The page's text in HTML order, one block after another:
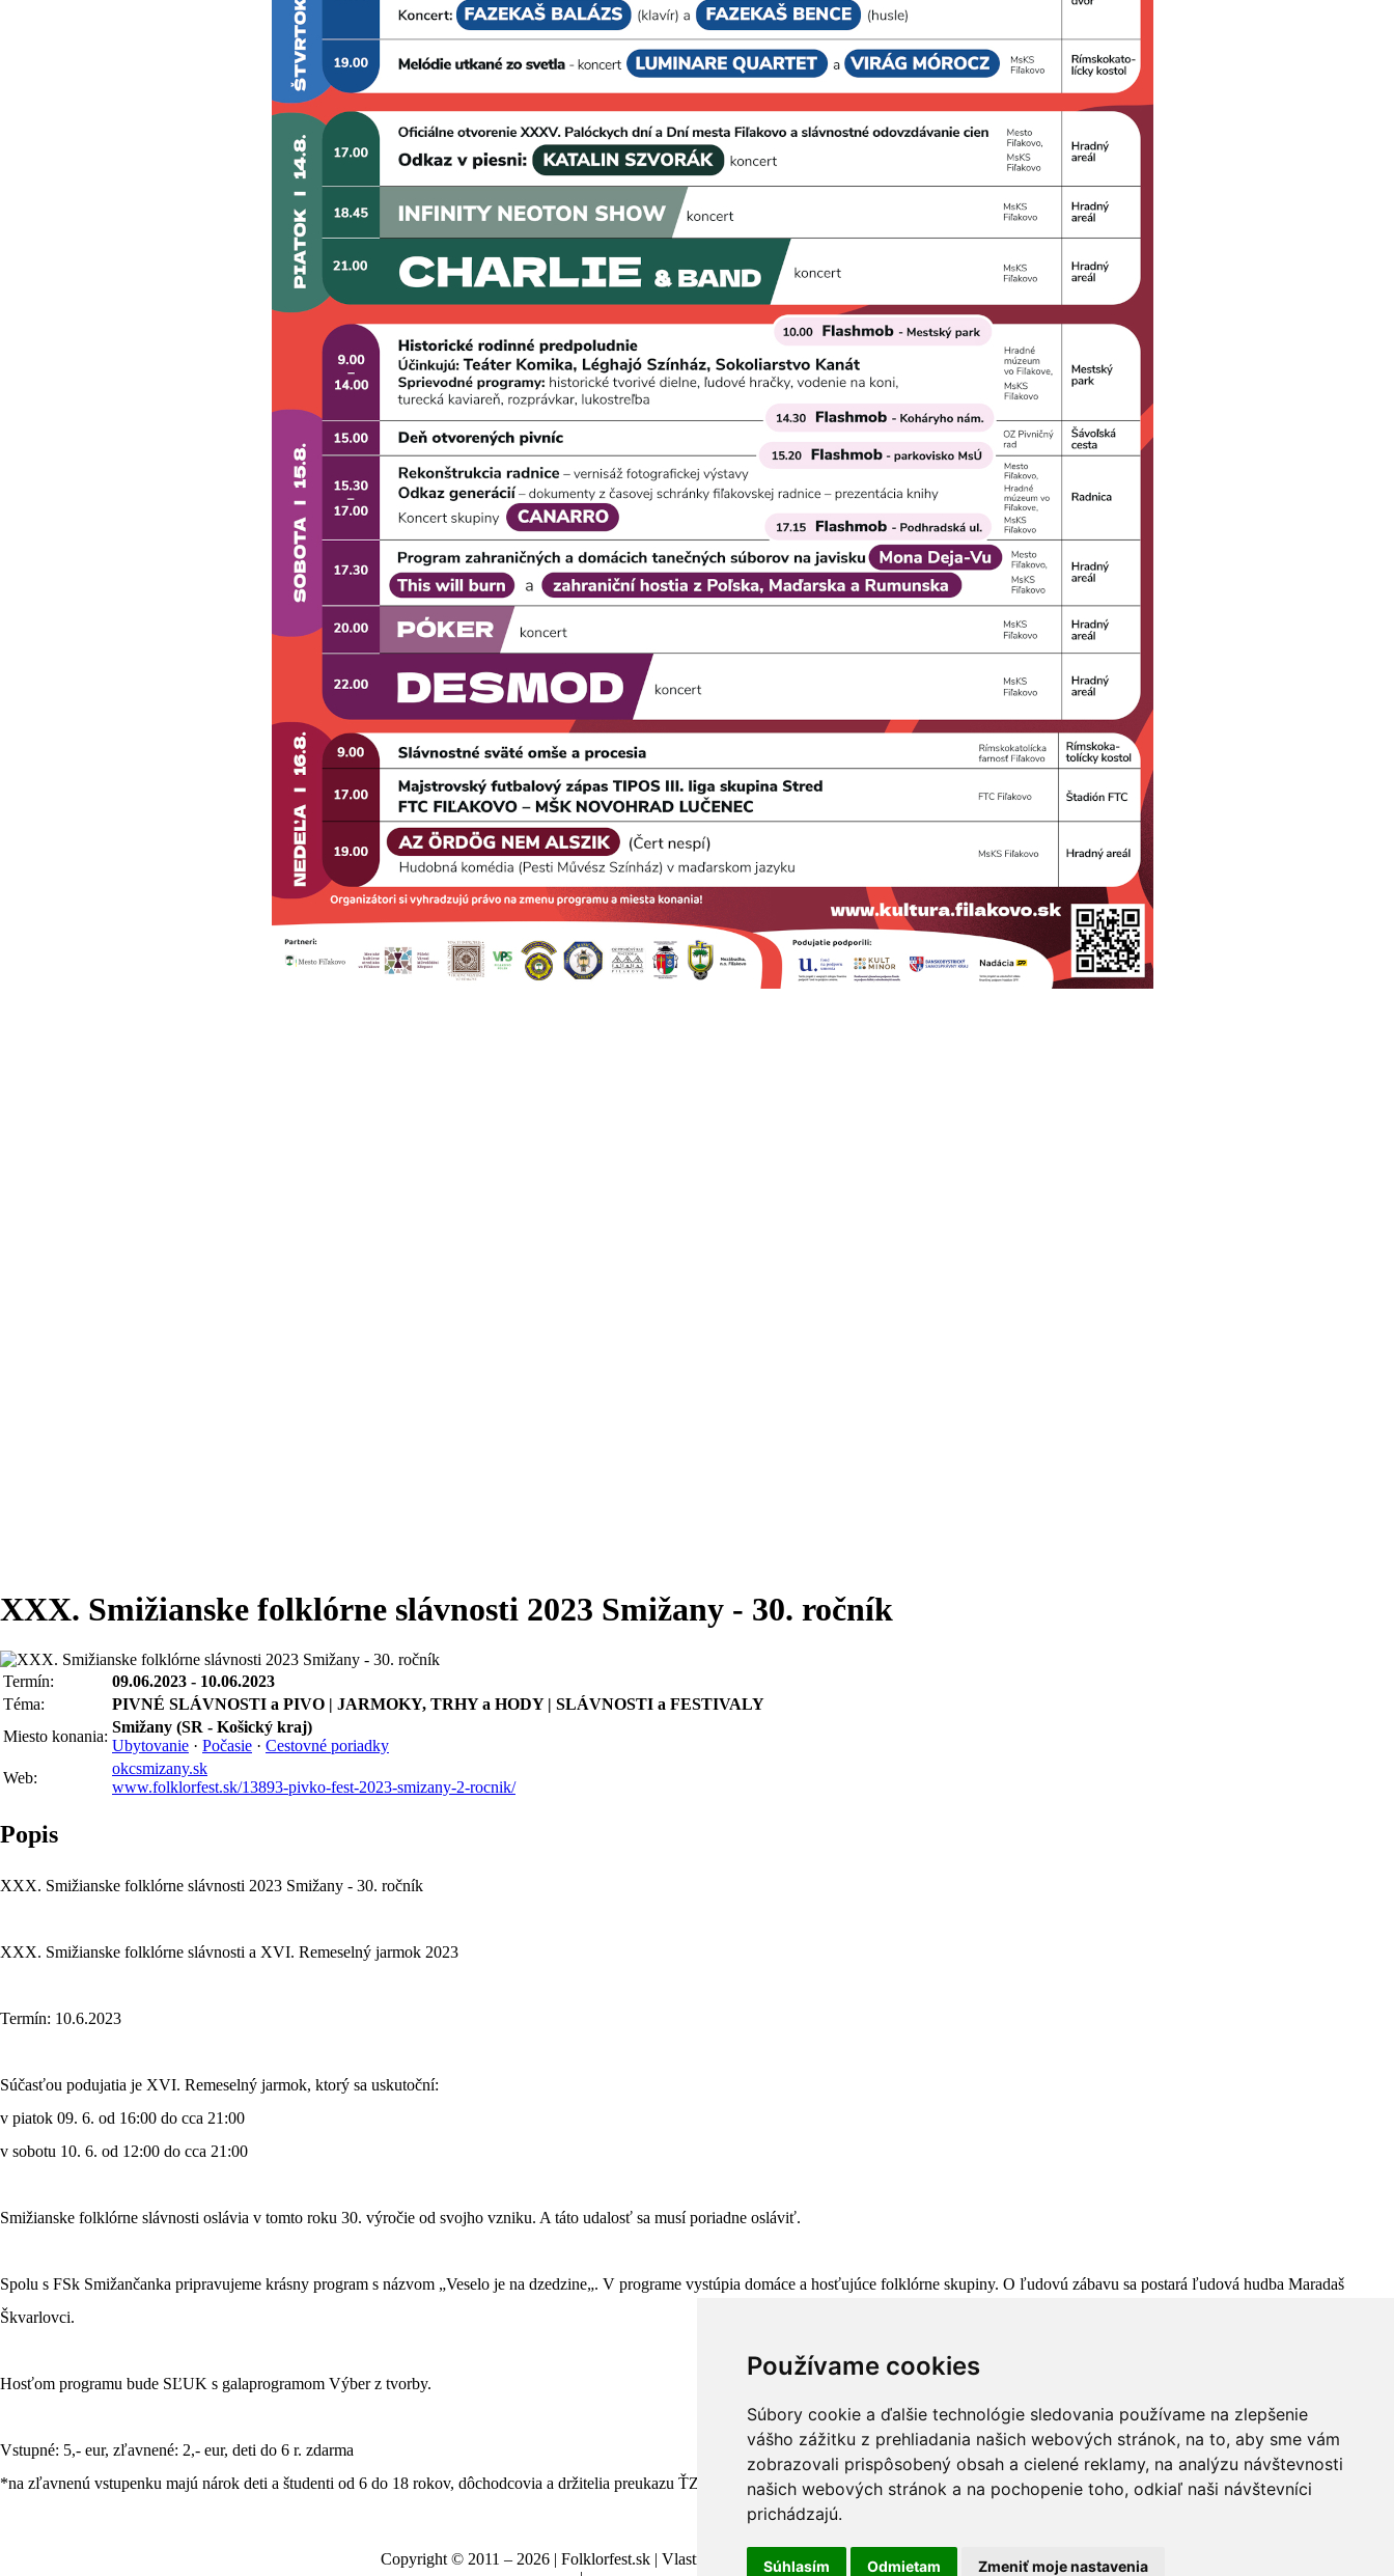
Používame cookies
Súbory cookie a ďalšie technológie sledovania používame na zlepšenie
vášho zážitku z prehliadania našich webových stránok, na to, aby sme vám
zobrazovali prispôsobený obsah a cielené reklamy, na analýzu návštevnosti
našich webových stránok a na pochopenie toho, odkiaľ naši návštevníci
prichádzajú.
Súhlasím Odmietam Zmeniť moje nastavenia
XXX. Smižianske folklórne slávnosti 2023 Smižany - 30. ročník
Termín:
09.06.2023 - 10.06.2023
Téma:
PIVNÉ SLÁVNOSTI a PIVO | JARMOKY, TRHY a HODY | SLÁVNOSTI a FESTIVALY
Miesto konania:
Smižany (SR - Košický kraj)
Ubytovanie · Počasie · Cestovné poriadky
Web:
okcsmizany.sk
www.folklorfest.sk/13893-pivko-fest-2023-smizany-2-rocnik/
Popis
XXX. Smižianske folklórne slávnosti 2023 Smižany - 30. ročník
XXX. Smižianske folklórne slávnosti a XVI. Remeselný jarmok 2023
Termín: 10.6.2023
Súčasťou podujatia je XVI. Remeselný jarmok, ktorý sa uskutoční:
v piatok 09. 6. od 16:00 do cca 21:00
v sobotu 10. 6. od 12:00 do cca 21:00
Smižianske folklórne slávnosti oslávia v tomto roku 30. výročie od svojho vzniku. A táto udalosť sa musí poriadne osláviť.
Spolu s FSk Smižančanka pripravujeme krásny program s názvom „Veselo je na dzedzine„. V programe vystúpia domáce a hosťujúce folklórne skupiny. O ľudovú zábavu sa postará ľudová hudba Maradaš
Škvarlovci.
Hosťom programu bude SĽUK s galaprogramom Výber z tvorby.
Vstupné: 5,- eur, zľavnené: 2,- eur, deti do 6 r. zdarma
*na zľavnenú vstupenku majú nárok deti a študenti od 6 do 18 rokov, dôchodcovia a držitelia preukazu ŤZP
Copyright © 2011 – 2026 | Folklorfest.sk | Vlastník práv doc. Ján Styk | Všetky práva vyhradené